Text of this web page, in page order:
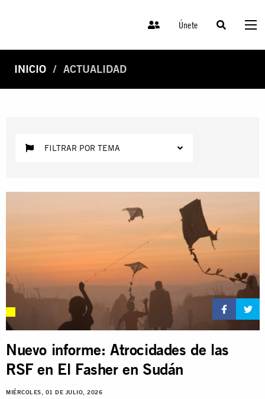
Únete
INICIO ACTUALIDAD
FILTRAR POR TEMA
Nuevo informe: Atrocidades de las
RSF en El Fasher en Sudán
MIÉRCOLES, 01 DE JULIO, 2026